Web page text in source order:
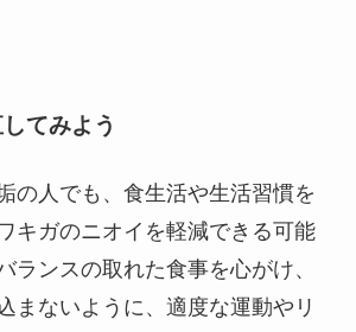
てみよう
の人でも、食生活や生活習慣を
キガのニオイを軽減できる可能
ランスの取れた食事を心がけ、
まないように、適度な運動やリ